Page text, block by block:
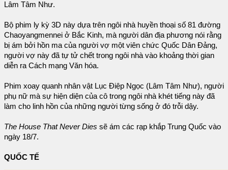
Lâm Tâm Như.
Bộ phim ly kỳ 3D này dựa trên ngôi nhà huyền thoại số 81 đường
Chaoyangmennei ở Bắc Kinh, mà người dân địa phương nói rằng
bị ám bởi hồn ma của người vợ một viên chức Quốc Dân Đảng,
người vợ này đã tự tử chết trong ngôi nhà vào khoảng thời gian
diễn ra Cách mạng Văn hóa.
Phim xoay quanh nhân vật Lục Điệp Ngọc (Lâm Tâm Như), người
phụ nữ mà sự hiện diện của cô trong ngôi nhà khét tiếng này đã
làm cho linh hồn của những người từng sống ở đó trỗi dậy.
The House That Never Dies sẽ ám các rạp khắp Trung Quốc vào
ngày 18/7.
QUỐC TẾ